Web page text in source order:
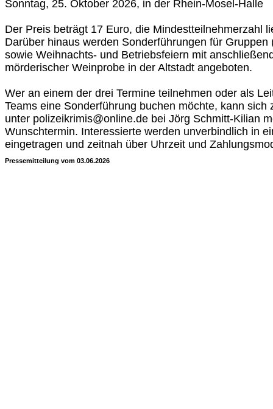
Sonntag, 25. Oktober 2026, in der Rhein-Mosel-Halle
Der Preis beträgt 17 Euro, die Mindestteilnehmerzahl
Darüber hinaus werden Sonderführungen für Gruppen
sowie Weihnachts- und Betriebsfeiern mit
mörderischer Weinprobe in der Altstadt angeboten.
Wer an einem der drei Termine teilnehmen oder als
Teams eine Sonderführung buchen möchte, kann sich
unter polizeikrimis@online.de bei Jörg Schmitt-Kilian
Wunschtermin. Interessierte werden unverbindlich in
eingetragen und zeitnah über Uhrzeit und
Pressemitteilung vom 03.06.2026